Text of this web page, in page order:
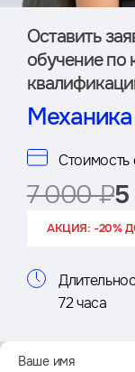
Оставить
обучение по
Механика
Стоимость
7 000 ₽
АКЦИЯ: -20%
72 часа